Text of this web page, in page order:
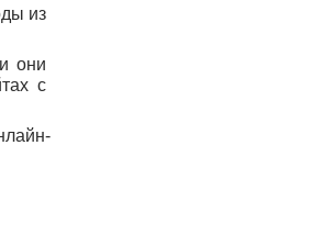
из
они
с